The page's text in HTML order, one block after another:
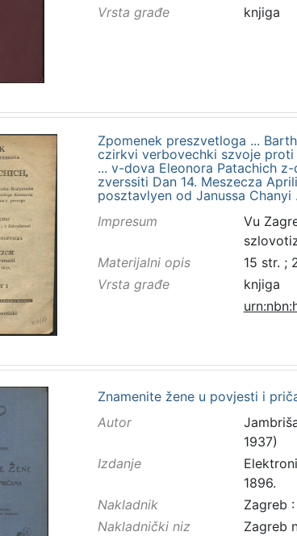
Vrsta građe
knjiga
Zpomenek preszvetloga ...
czirkvi verbovechki szvoje proti
... v-dova Eleonora Patachich
zverssiti Dan 14. Meszecza
posztavlyen od Janussa Chanyi
Impresum
Vu
Materijalni opis
15 str. ;
Vrsta građe
knjiga
Znamenite žene u povjesti i
Autor
1937)
Izdanje
1896.
Nakladnik
Zagreb
Nakladnički niz
Zagreb